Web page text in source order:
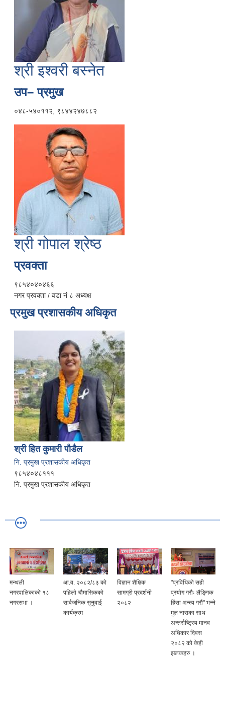
श्री इश्वरी बस्नेत
उप– प्रमुख
०४८-५४०११२, ९८४४२४७८८२
श्री गोपाल श्रेष्ठ
प्रवक्ता
९८५४०४०४६६
नगर प्रवक्ता / वडा नं ८ अध्यक्ष
प्रमुख प्रशासकीय अधिकृत
श्री हित कुमारी पौडैल
नि. प्रमुख प्रशासकीय अधिकृत
९८५४०४८१११
नि. प्रमुख प्रशासकीय अधिकृत
मन्थली
नगरपालिकाको १८
नगरसभा ।
आ.व. २०८२/८३ को
पहिलो चौमासिकको
सार्वजनिक सुनुवाई
कार्यक्रम
विज्ञान शैक्षिक
सामग्री प्रदर्शनी
२०८२
"प्रविधिको सही
प्रयोग गरौः लैङ्गिक
हिंसा अन्त्य गरौं" भन्ने
मुल नाराका साथ
अन्तर्राष्ट्रिय मानव
अधिकार दिवस
२०८२ को केही
झलकहरु ।